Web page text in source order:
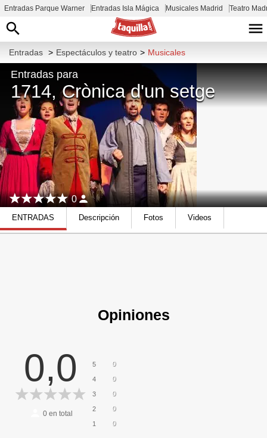
Entradas Parque Warner Entradas Isla Mágica Musicales Madrid Teatro
Entradas > Espectáculos y teatro > Musicales
Entradas para
1714, Crònica d'un setge
0
ENTRADAS Descripción Fotos Videos
Opiniones
0,0
0en total
5 0
4 0
3 0
2 0
1 0